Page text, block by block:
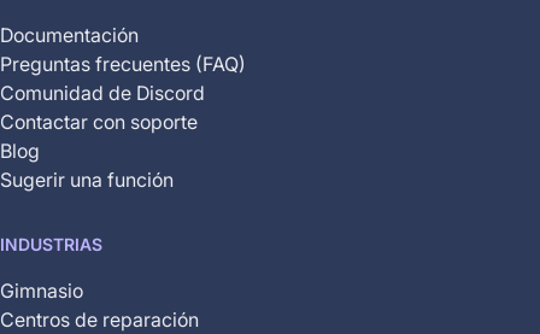
Documentación
Preguntas frecuentes (FAQ)
Comunidad de Discord
Contactar con soporte
Blog
Sugerir una función
INDUSTRIAS
Gimnasio
Centros de reparación